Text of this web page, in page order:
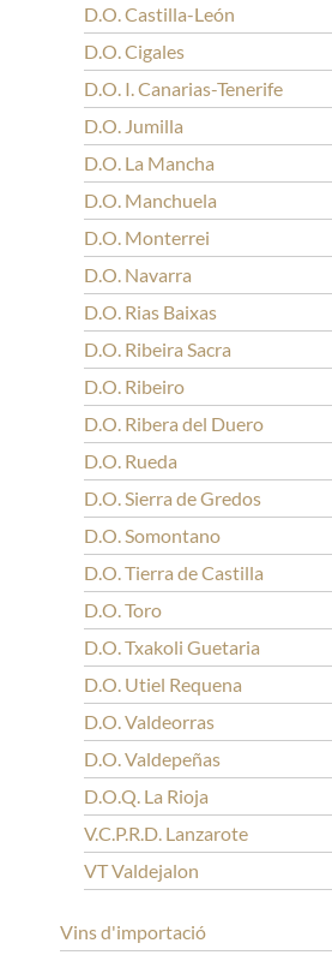
D.O. Castilla-León
D.O. Cigales
D.O. I. Canarias-Tenerife
D.O. Jumilla
D.O. La Mancha
D.O. Manchuela
D.O. Monterrei
D.O. Navarra
D.O. Rias Baixas
D.O. Ribeira Sacra
D.O. Ribeiro
D.O. Ribera del Duero
D.O. Rueda
D.O. Sierra de Gredos
D.O. Somontano
D.O. Tierra de Castilla
D.O. Toro
D.O. Txakoli Guetaria
D.O. Utiel Requena
D.O. Valdeorras
D.O. Valdepeñas
D.O.Q. La Rioja
V.C.P.R.D. Lanzarote
VT Valdejalon
Vins d'importació